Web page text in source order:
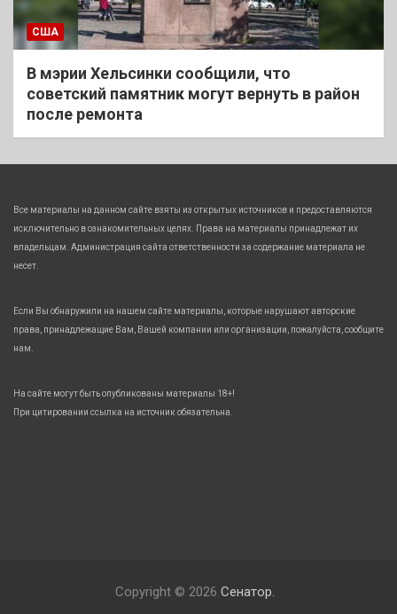
США
В мэрии Хельсинки сообщили, что
советский памятник могут вернуть в район
после ремонта
Все материалы на данном сайте взяты из открытых источников и предоставляются
исключительно в ознакомительных целях. Права на материалы принадлежат их
владельцам. Администрация сайта ответственности за содержание материала не
несет.
Если Вы обнаружили на нашем сайте материалы, которые нарушают авторские
права, принадлежащие Вам, Вашей компании или организации, пожалуйста, сообщите
нам.
На сайте могут быть опубликованы материалы 18+!
При цитировании ссылка на источник обязательна.
Copyright © 2026 Сенатор.